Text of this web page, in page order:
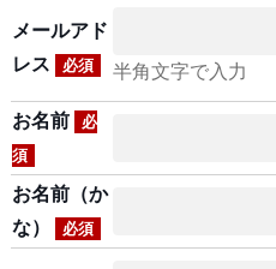
メールアド
レス
必須 半角文字で入力
お名前
必
須
お名前（か
な）
必須